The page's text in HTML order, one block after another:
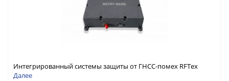
Интегрированный системы защиты от ГНСС-помех RFТех
ИСПП 8600
Далее